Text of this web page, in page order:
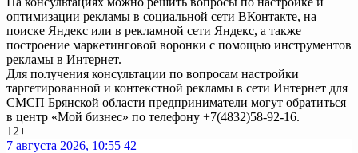
оптимизации рекламы в социальной сети ВКонтакте, на
поиске Яндекс или в рекламной сети Яндекс, а также
построение маркетинговой воронки с помощью инструментов
рекламы в Интернет.
Для получения консультации по вопросам настройки
таргетированной и контекстной рекламы в сети Интернет для
СМСП Брянской области предприниматели могут обратиться
в центр «Мой бизнес» по телефону +7(4832)58-92-16.
12+
7 августа 2026, 10:55 42